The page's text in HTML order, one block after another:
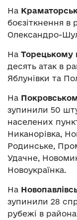
На
боєзіткнення в
Олександро-
На Торецькому
десять атак в
Яблунівки та
На
зупинили 50
населених
Никанорівка,
Родинське,
Удачне,
Новоукраїнка.
На
зупинили 28
рубежі в